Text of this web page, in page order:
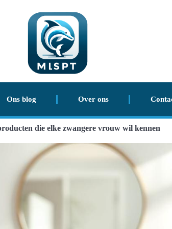
Ons blog Over ons
die elke zwangere vrouw wil kennen